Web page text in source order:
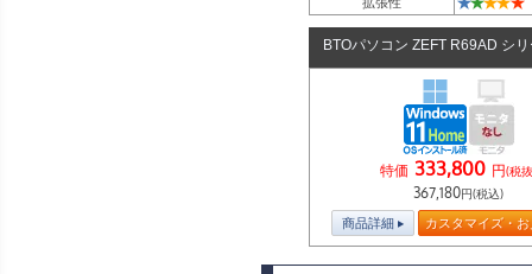
BTOパソコン ZEFT R69AD シ
特価 333,800 円(税
367,180円(税込)
商品詳細 カスタマイズ・